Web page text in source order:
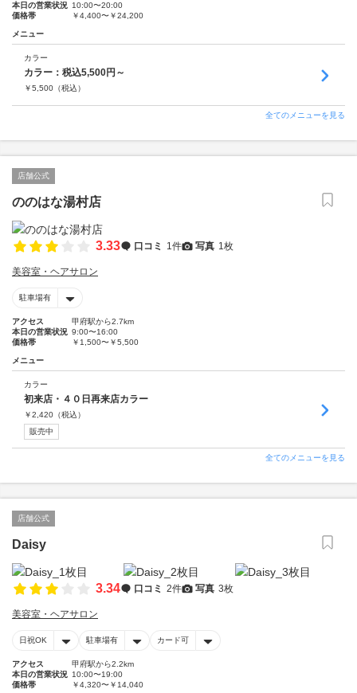
本日の営業状況 10:00〜20:00
価格帯
￥4,400〜￥24,200
メニュー
カラー
カラー：税込5,500円～
￥5,500 （税込）
全てのメニューを見る
店舗公式
ののはな湯村店
3.33 口コミ 1件 写真 1枚
美容室・ヘアサロン
駐車場有
アクセス
甲府駅から2.7km
本日の営業状況 9:00〜16:00
価格帯
￥1,500〜￥5,500
メニュー
カラー
初来店・４０日再来店カラー
￥2,420 （税込）
販売中
全てのメニューを見る
店舗公式
Daisy
3.34 口コミ 2件 写真 3枚
美容室・ヘアサロン
日祝OK 駐車場有 カード可
アクセス
甲府駅から2.2km
本日の営業状況 10:00〜19:00
価格帯
￥4,320〜￥14,040